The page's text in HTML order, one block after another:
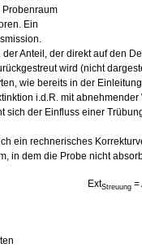
Probenraum
Ein
Anteil, der direkt auf den
wird (nicht
wie bereits in der
i.d.R. mit
sich der Einfluss einer
ein rechnerisches
in dem die Probe nicht
ExtStreuung =